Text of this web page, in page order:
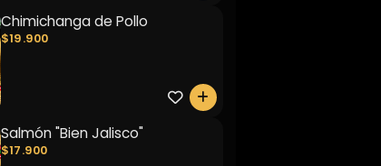
Chimichanga de Pollo
$19.900
0
Salmón "Bien Jalisco"
$17.900